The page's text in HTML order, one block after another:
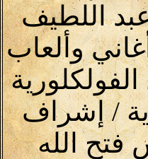
اللطيف
وألعاب
/ إشراف
فتح الله